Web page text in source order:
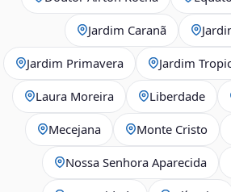
Jardim Caranã
Jardim Primavera Jardim
Laura Moreira Liberdade
Mecejana Monte Cristo
Nossa Senhora Aparecida